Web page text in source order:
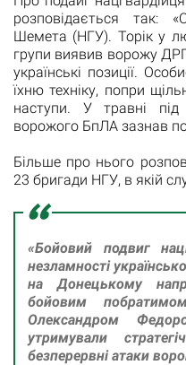
розповідається так:
Шемета (НГУ). Торік у
групи виявив ворожу
українські позиції.
їхню техніку, попри
наступи. У травні під
ворожого БпЛА зазнав
Більше про нього
23 бригади НГУ, в якій
«Бойовий подвиг
незламності
на Донецькому
бойовим
Олександром
утримували
безперервні атаки